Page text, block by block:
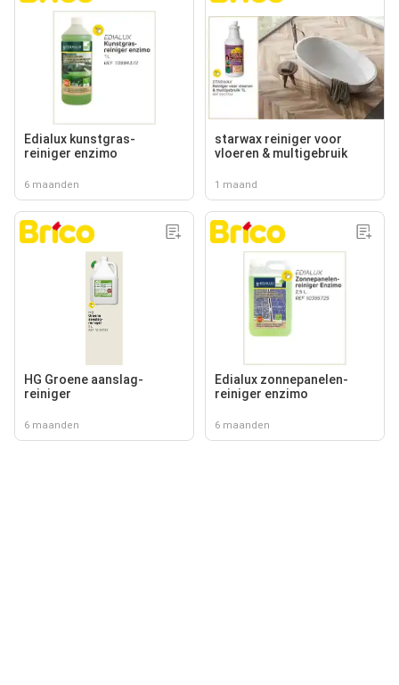
Edialux kunstgras-
reiniger enzimo
6 maanden
starwax reiniger voor
vloeren & multigebruik
1 maand
HG Groene aanslag-
reiniger
6 maanden
Edialux zonnepanelen-
reiniger enzimo
6 maanden